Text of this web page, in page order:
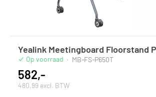
Yealink Meetingboard Floorstand
Op voorraad · MB-FS-P650T
582,-
480,99 excl. BTW